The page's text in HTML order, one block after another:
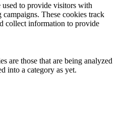
used to provide visitors with
campaigns. These cookies track
collect information to provide
are those that are being analyzed
into a category as yet.